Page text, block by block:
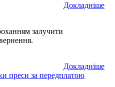
Докладнiше
залучити
Докладнiше
преси за передплатою